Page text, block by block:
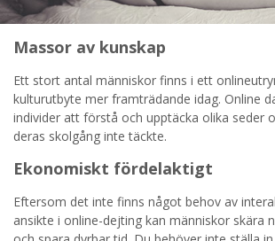
Massor av kunskap
Ett stort antal människor finns i ett
kulturutbyte mer framträdande idag. Online
individer att förstå och upptäcka olika seder
deras skolgång inte täckte.
Ekonomiskt fördelaktigt
Eftersom det inte finns något behov av
ansikte i online-dejting kan människor skära